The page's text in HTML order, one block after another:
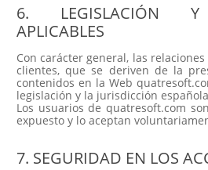
6. LEGISLACIÓN Y
APLICABLES
Con carácter general, las relaciones
clientes, que se deriven de la
contenidos en la Web
legislación y la jurisdicción
Los usuarios de quatresoft.com
expuesto y lo aceptan
7. SEGURIDAD EN LOS